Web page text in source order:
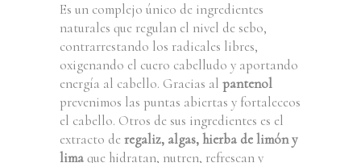
Es un complejo único de ingredientes
naturales que regulan el nivel de sebo,
contrarrestando los radicales libres,
oxigenando el cuero cabelludo y aportando
energía al cabello. Gracias al pantenol
prevenimos las puntas abiertas y fortaleceos
el cabello. Otros de sus ingredientes es el
extracto de regaliz, algas, hierba de limón y
limaque hidratan, nutren, refrescan y